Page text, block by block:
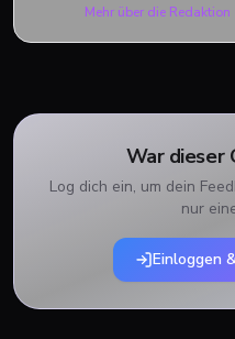
Mehr über die
War dieser
Log dich ein, um dein
nur
Einloggen